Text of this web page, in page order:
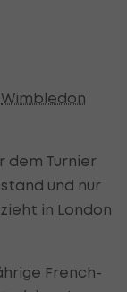
Wimbledon
dem Turnier
und nur
in London
French-